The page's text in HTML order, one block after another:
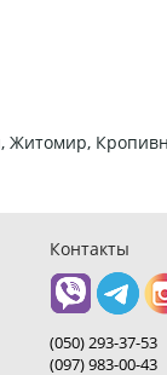
Житомир,
Контакты
(050) 293-37-53
(097) 983-00-43